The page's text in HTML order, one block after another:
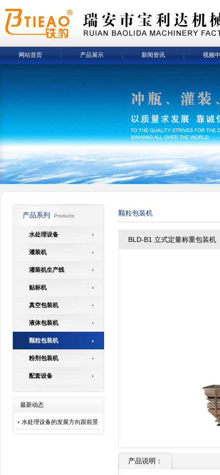
网站首页 产品展示 新闻资讯 视频
产品系列 Products
水处理设备
灌装机
灌装机生产线
贴标机
真空包装机
液体包装机
颗粒包装机
粉剂包装机
配套设备
最新动态
水处理设备的发展方向跟前景
颗粒包装机
BLD-B1 立式定量称重包装机
产品说明：